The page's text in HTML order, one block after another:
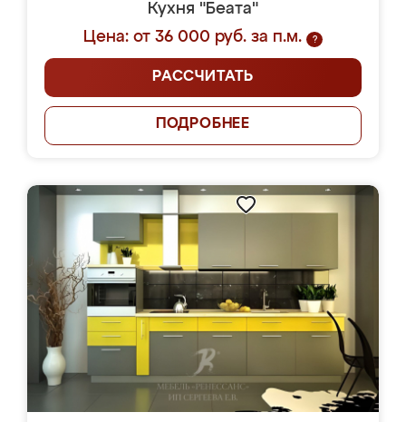
Кухня "Беата"
Цена: от 36 000 руб. за п.м.
?
РАССЧИТАТЬ
ПОДРОБНЕЕ